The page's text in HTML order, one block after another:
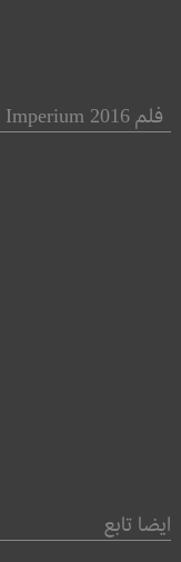
فلم Imperium 2016 مترجم عربي بالكامل اون لاين على فشار
ايضا تابع